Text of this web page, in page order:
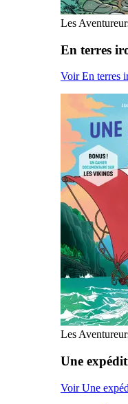
Les
En terres
Voir En terres
Les
Une
Voir Une